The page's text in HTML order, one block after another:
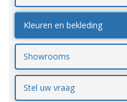
Kleuren en bekleding
Showrooms
Stel uw vraag